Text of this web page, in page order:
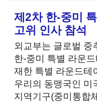
제2차 한-중미
고위 인사 참석
외교부는 글로벌 중
한-중미 특별 라운
재한 특별 라운드테
우리의 동맹국인 미
지역기구(중미통합